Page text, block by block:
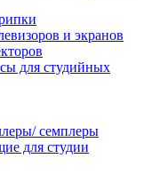
и экранов
для студийных
семплеры
для студии